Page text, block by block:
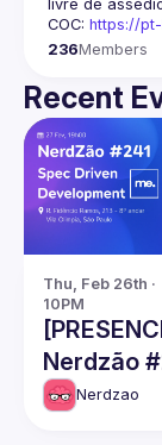
livre de
COC: https://
236Members
Recent
Thu, Feb 26th ·
10PM
Nerdzão
SpecNerdzao